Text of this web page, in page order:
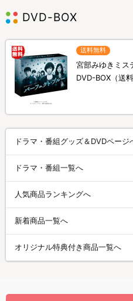
DVD-BOX
送料無料
宮部みゆきミ
DVD-BOX（送
ドラマ・番組グッズ＆DVDページ
ドラマ・番組一覧へ
人気商品ランキングへ
新着商品一覧へ
オリジナル特典付き商品一覧へ